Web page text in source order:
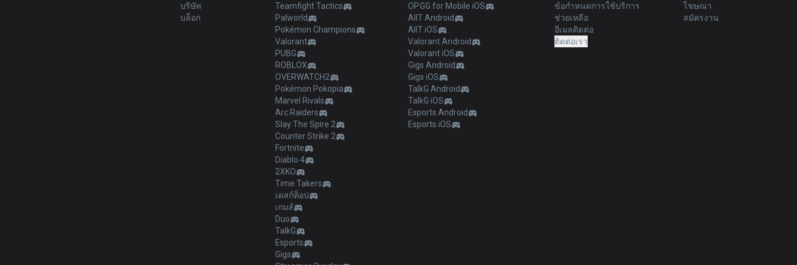
บริษัท
บล็อก
Teamfight Tactics
Palworld
Pokémon Champions
Valorant
PUBG
ROBLOX
OVERWATCH2
Pokémon Pokopia
Marvel Rivals
Arc Raiders
Slay The Spire 2
Counter Strike 2
Fortnite
Diablo 4
2XKO
Time Takers
เดสก์ท็อป
เกมส์
Duo
TalkG
Esports
Gigs
OP.GG for Mobile iOS
AllT Android
AllT iOS
Valorant Android
Valorant iOS
Gigs Android
Gigs iOS
TalkG Android
TalkG iOS
Esports Android
Esports iOS
ข้อกำหนดการใช้บริการ
ช่วยเหลือ
อีเมลติดต่อ
ติดต่อเรา
โฆษณา
สมัครงาน